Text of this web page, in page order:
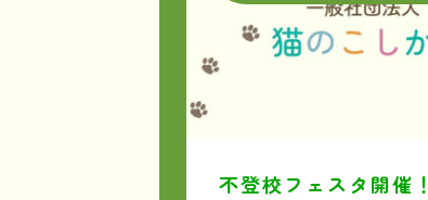
不登校フェスタ開催